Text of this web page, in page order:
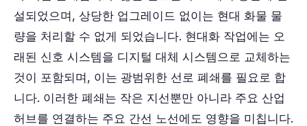
설되었으며, 상당한 업그레이드 없이는 현대 화물 물
량을 처리할 수 없게 되었습니다. 현대화 작업에는 오
래된 신호 시스템을 디지털 대체 시스템으로 교체하는
것이 포함되며, 이는 광범위한 선로 폐쇄를 필요로 합
니다. 이러한 폐쇄는 작은 지선뿐만 아니라 주요 산업
허브를 연결하는 주요 간선 노선에도 영향을 미칩니다.